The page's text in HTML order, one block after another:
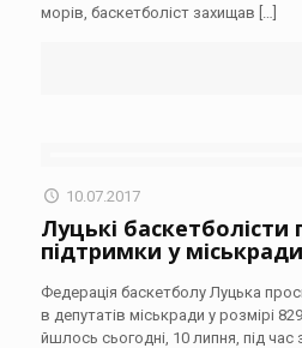
морів, баскетболіст захищав […]
10.07.2017
Луцькі баскетболісти
підтримки у міськради
Федерація баскетболу Луцька
в депутатів міськради у розмірі
йшлось сьогодні, 10 липня, під час